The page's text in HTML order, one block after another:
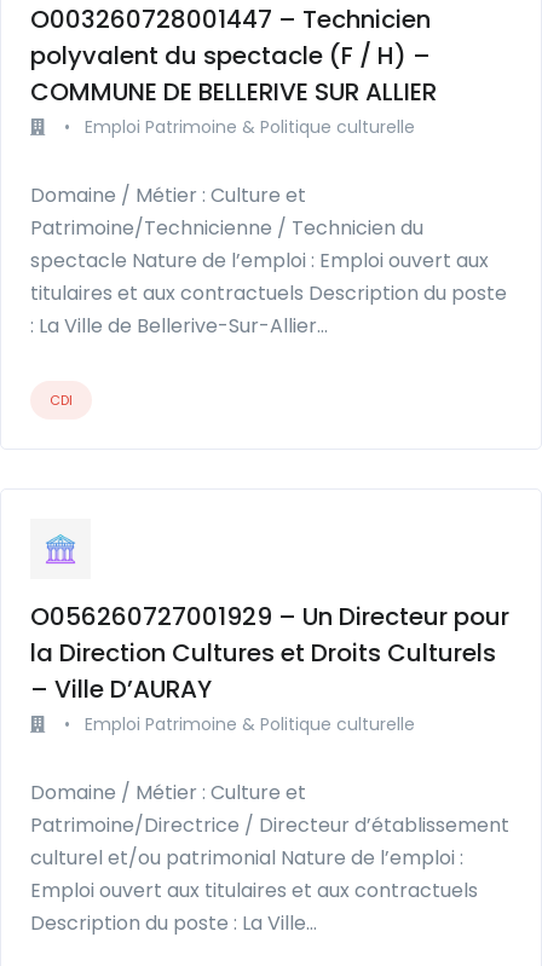
O003260728001447 – Technicien
polyvalent du spectacle (F / H) –
COMMUNE DE BELLERIVE SUR ALLIER
• Emploi Patrimoine & Politique culturelle
Domaine / Métier : Culture et
Patrimoine/Technicienne / Technicien du
spectacle Nature de l’emploi : Emploi ouvert aux
titulaires et aux contractuels Description du poste
: La Ville de Bellerive-Sur-Allier…
CDI
O056260727001929 – Un Directeur pour
la Direction Cultures et Droits Culturels
– Ville D’AURAY
• Emploi Patrimoine & Politique culturelle
Domaine / Métier : Culture et
Patrimoine/Directrice / Directeur d’établissement
culturel et/ou patrimonial Nature de l’emploi :
Emploi ouvert aux titulaires et aux contractuels
Description du poste : La Ville…